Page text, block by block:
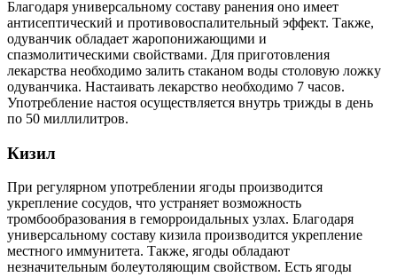
Благодаря универсальному составу ранения оно имеет
антисептический и противовоспалительный эффект. Также,
одуванчик обладает жаропонижающими и
спазмолитическими свойствами. Для приготовления
лекарства необходимо залить стаканом воды столовую ложку
одуванчика. Настаивать лекарство необходимо 7 часов.
Употребление настоя осуществляется внутрь трижды в день
по 50 миллилитров.
Кизил
При регулярном употреблении ягоды производится
укрепление сосудов, что устраняет возможность
тромбообразования в геморроидальных узлах. Благодаря
универсальному составу кизила производится укрепление
местного иммунитета. Также, ягоды обладают
незначительным болеутоляющим свойством. Есть ягоды